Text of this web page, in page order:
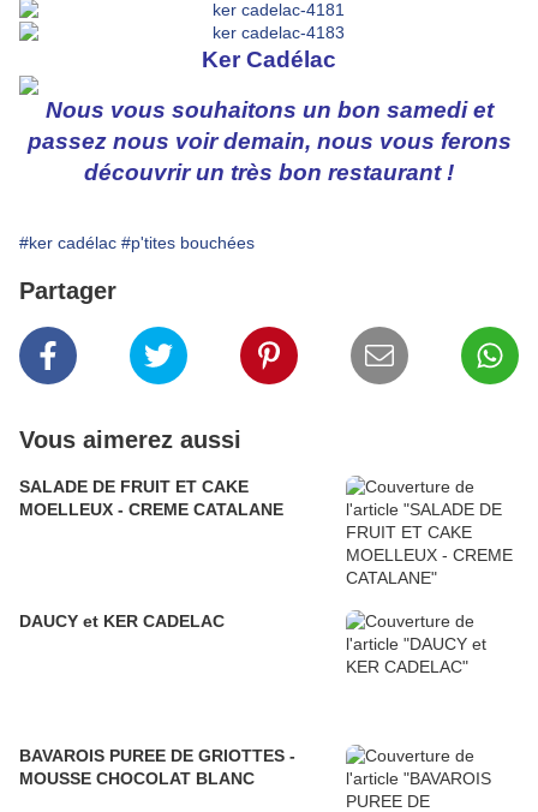
Ker Cadélac
Nous vous souhaitons un bon samedi et
passez nous voir demain, nous vous ferons
découvrir un très bon restaurant !
#ker cadélac #p'tites bouchées
Partager
Vous aimerez aussi
SALADE DE FRUIT ET CAKE
MOELLEUX - CREME CATALANE
DAUCY et KER CADELAC
BAVAROIS PUREE DE GRIOTTES -
MOUSSE CHOCOLAT BLANC